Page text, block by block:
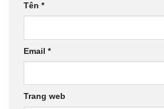
Tên *
Email *
Trang web